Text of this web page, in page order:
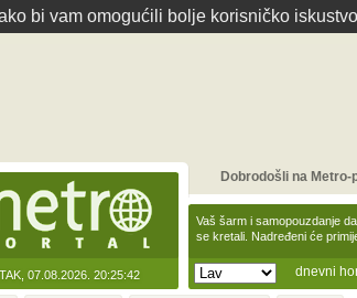
bi vam omogućili bolje korisničko
07.08.2026. 20:25:42 dnevni
Vaš šarm i samopouzdanje
se kretali. Nadređeni će
Dobrodošli na Metro-